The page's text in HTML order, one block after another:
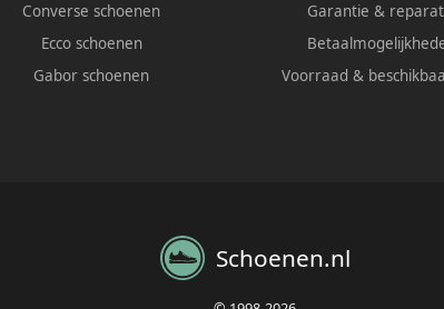
Converse schoenen
Ecco schoenen
Gabor schoenen
Garantie &
Voorraad &
Schoenen.nl